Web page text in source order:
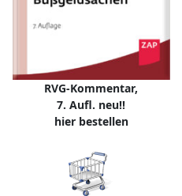
RVG-Kommentar,
7. Aufl. neu!!
hier bestellen